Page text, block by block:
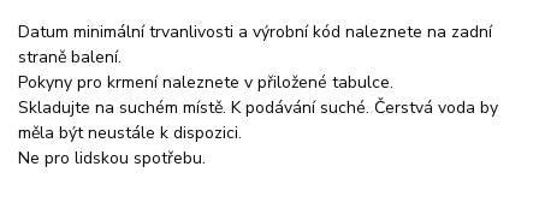
Datum minimální trvanlivosti a výrobní kód naleznete na zadní
straně balení.
Pokyny pro krmení naleznete v přiložené tabulce.
Skladujte na suchém místě. K podávání suché. Čerstvá voda by
měla být neustále k dispozici.
Ne pro lidskou spotřebu.